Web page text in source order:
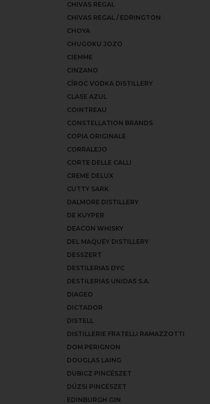
CHIVAS REGAL
CHIVAS REGAL / EDRINGTON
CHOYA
CHUGOKU JOZO
CIEMME
CINZANO
CÎROC VODKA DISTILLERY
CLASE AZUL
COINTREAU
CONSTELLATION BRANDS
COPIA ORIGINALE
CORRALEJO
CORTE DELLE CALLI
CREME DELUX
CUTTY SARK
DALMORE DISTILLERY
DE KUYPER
DEACON WHISKY
DEL MAQUEY DISTILLERY
DESSZERT
DESTILERIAS DYC
DESTILERIAS UNIDAS S.A.
DIAGEO
DICTADOR
DISTELL
DISTILLERIE FRATELLI RAMAZZOTTI
DOM PERIGNON
DOUGLAS LAING
DUBICZ PINCÉSZET
DÚZSI PINCÉSZET
EDINBURGH GIN